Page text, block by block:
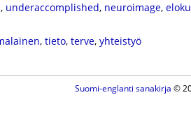
, underaccomplished, neuroimage,
, tieto, terve, yhteistyö
Suomi-englanti sanakirja ©